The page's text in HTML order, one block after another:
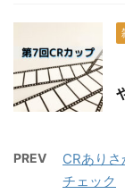
PREV
CRあり
チェック